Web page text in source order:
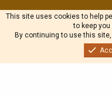
This site uses cookies to help
to keep
By continuing to use this